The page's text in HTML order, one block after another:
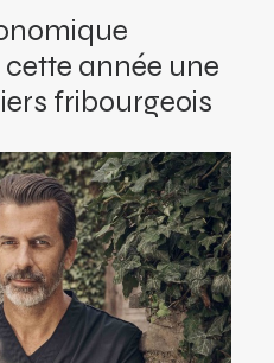
année une
fribourgeois